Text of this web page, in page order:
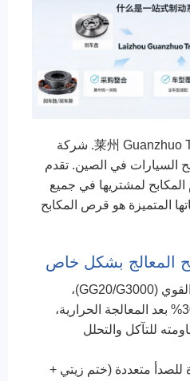
تعد شركة莱州 Guanzhuo Trading Co., Ltd. شركة
السيارات في الصين. تقدم
المكابح لمشتريها في جميع
المتميزة هو قرص المكابح
المعالج بشكل خاص
صنوع من الحديد الزهر القوي (GG20/G3000)،
ويتزايد صخافته بنسبة 30% بعد المعالجة الحرارية،
للتآكل والتحلل
متعددة (ختم زيتي +